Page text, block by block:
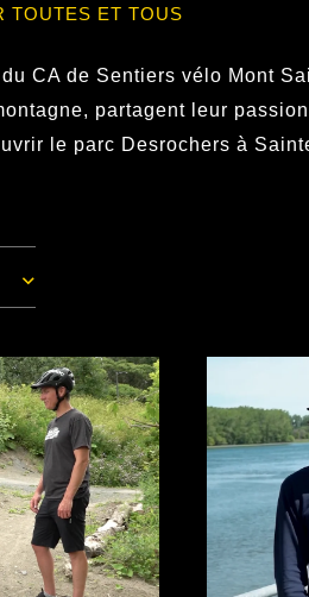
TOUTES ET TOUS
CA de Sentiers vélo Mont
partagent leur
le parc Desrochers à